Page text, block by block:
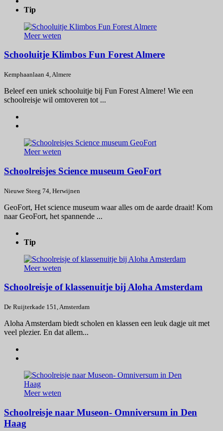
Tip
Meer weten
Schooluitje Klimbos Fun Forest Almere
Kemphaanlaan 4, Almere
Beleef een uniek schooluitje bij Fun Forest Almere! Wie een
schoolreisje wil omtoveren tot ...
Meer weten
Schoolreisjes Science museum GeoFort
Nieuwe Steeg 74, Herwijnen
GeoFort, Het science museum waar alles om de aarde draait! Kom
naar GeoFort, het spannende ...
Tip
Meer weten
Schoolreisje of klassenuitje bij Aloha Amsterdam
De Ruijterkade 151, Amsterdam
Aloha Amsterdam biedt scholen en klassen een leuk dagje uit met
veel plezier. En dat allem...
Meer weten
Schoolreisje naar Museon- Omniversum in Den
Haag